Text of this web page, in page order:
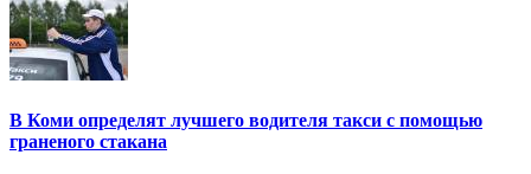
В Коми определят лучшего водителя такси с помощью
граненого стакана